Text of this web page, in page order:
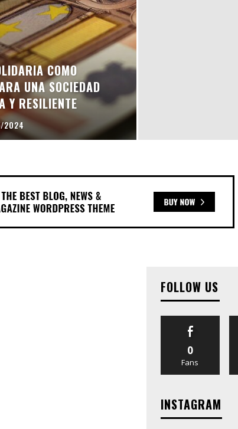
COMO
UNA SOCIEDAD
Y RESILIENTE
2024
FOLLOW US
0
Fans
INSTAGRAM